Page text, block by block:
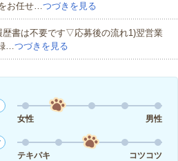
お任せ…つづきを見る
書は不要です▽応募後の流れ1)翌営業
…つづきを見る
女性
男性
テキパキ
コツコツ